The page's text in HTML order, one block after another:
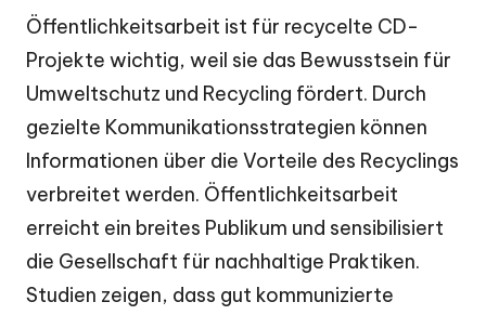
Öffentlichkeitsarbeit ist für recycelte CD-
Projekte wichtig, weil sie das Bewusstsein für
Umweltschutz und Recycling fördert. Durch
gezielte Kommunikationsstrategien können
Informationen über die Vorteile des Recyclings
verbreitet werden. Öffentlichkeitsarbeit
erreicht ein breites Publikum und sensibilisiert
die Gesellschaft für nachhaltige Praktiken.
Studien zeigen, dass gut kommunizierte